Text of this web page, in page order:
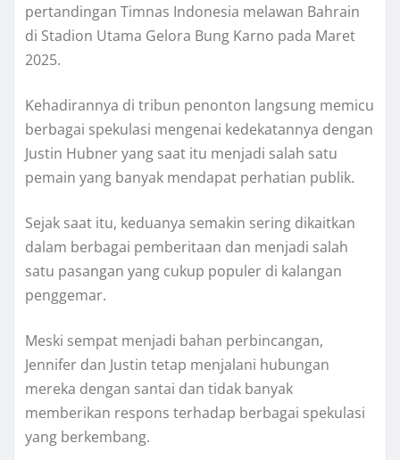
pertandingan Timnas Indonesia melawan Bahrain
di Stadion Utama Gelora Bung Karno pada Maret
2025.
Kehadirannya di tribun penonton langsung memicu
berbagai spekulasi mengenai kedekatannya dengan
Justin Hubner yang saat itu menjadi salah satu
pemain yang banyak mendapat perhatian publik.
Sejak saat itu, keduanya semakin sering dikaitkan
dalam berbagai pemberitaan dan menjadi salah
satu pasangan yang cukup populer di kalangan
penggemar.
Meski sempat menjadi bahan perbincangan,
Jennifer dan Justin tetap menjalani hubungan
mereka dengan santai dan tidak banyak
memberikan respons terhadap berbagai spekulasi
yang berkembang.